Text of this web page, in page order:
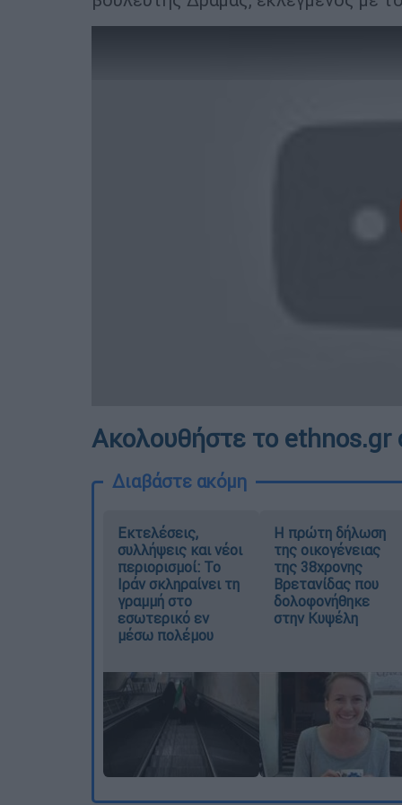
Ακολουθήστε το
Διαβάστε ακόμη
Εκτελέσεις,
συλλήψεις και νέοι
περιορισμοί: Το
Ιράν σκληραίνει τη
γραμμή στο
εσωτερικό εν
μέσω πολέμου
Η πρώτη δήλωση
της οικογένειας
της 38χρονης
Βρετανίδας που
δολοφονήθηκε
στην Κυψέλη